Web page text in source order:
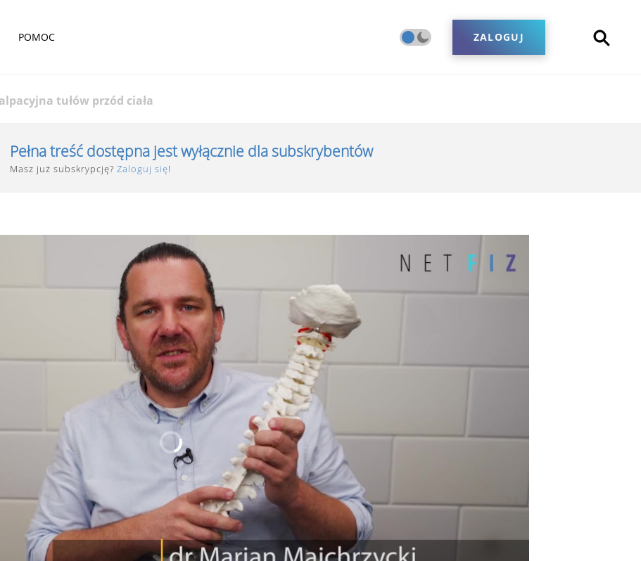
POMOC ZALOGUJ
tułów przód ciała
Pełna treść dostępna jest wyłącznie dla subskrybentów
Masz już subskrypcję? Zaloguj się!